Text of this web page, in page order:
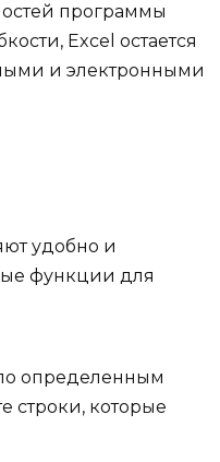
программы
Excel остается
и электронными
удобно и
функции для
определенным
строки, которые